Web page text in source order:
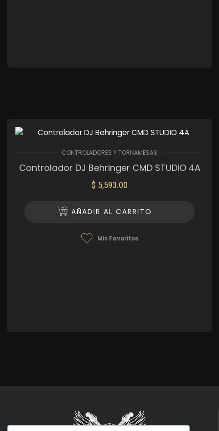
CONTROLADORES Y TORNAMESAS
Controlador DJ Behringer CMD STUDIO 4A
$ 5,593.00
AÑADIR AL CARRITO
Mis Favoritos